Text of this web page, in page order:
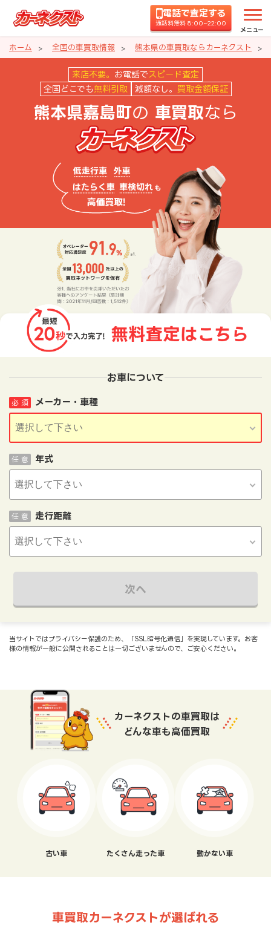
電話で査定する
通話料無料 8:00~22:00
メニュー
ホーム 全国の車買取情報 熊本県の車買取ならカーネクスト
熊本県嘉島町の車買取ならカー
来店不要。 お電話で スピード査定
全国どこでも 無料引取 減額なし。 買取金額保証
熊本県嘉島町の 車買取なら
お車について
メーカー・車種
必 須
年式
任 意
走行距離
任 意
次へ
当サイトではプライバシー保護のため、「SSL暗号化通信」を実現しています。お客
様の情報が一般に公開されることは一切ございませんので、ご安心ください。
カーネクストの車買取は
どんな車も高価買取
古い車 たくさん走った車 動かない車
車買取カーネクストが選ばれる